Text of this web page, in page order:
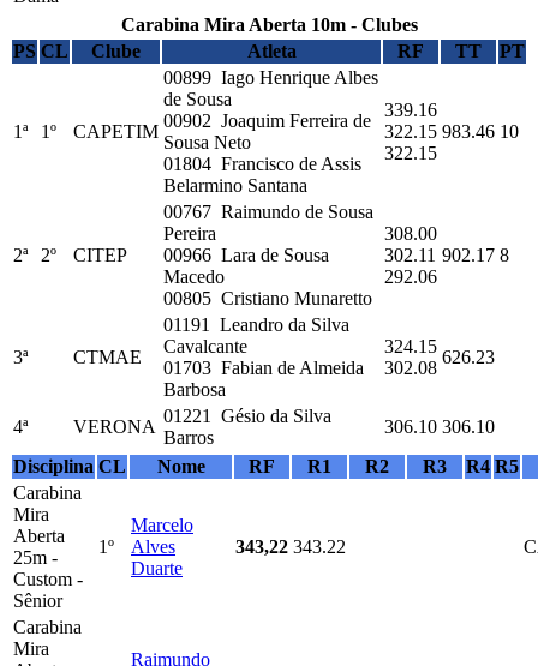
Carabina Mira Aberta 10m - Clubes
PS CL Clube Atleta RF TT PT
1ª 1º CAPETIM
00899 Iago Henrique Albes
de Sousa
00902 Joaquim Ferreira de
Sousa Neto
01804 Francisco de Assis
Belarmino Santana
339.16
322.15
322.15
983.46 10
2ª 2º CITEP
00767 Raimundo de Sousa
Pereira
00966 Lara de Sousa
Macedo
00805 Cristiano Munaretto
308.00
302.11
292.06
902.17 8
3ª CTMAE
01191 Leandro da Silva
Cavalcante
01703 Fabian de Almeida
Barbosa
324.15
302.08
626.23
4ª VERONA
01221 Gésio da Silva
Barros
306.10 306.10
Disciplina CL Nome RF R1 R2 R3 R4 R5
Carabina
Mira
Aberta
25m -
Custom -
Sênior
1º
Marcelo
Alves
Duarte
343,22 343.22
Carabina
Mira
Raimundo